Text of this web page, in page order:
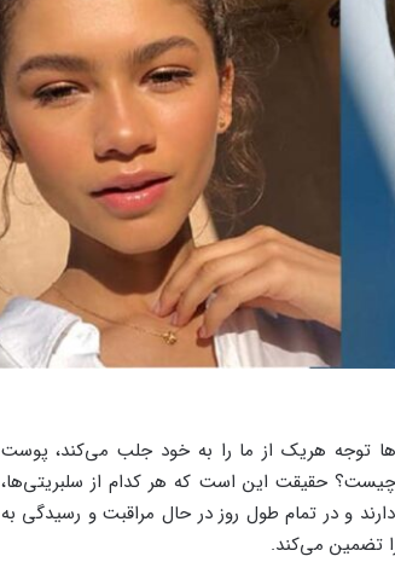
توجه هریک از ما را به خود جلب می‌کند، پوست
حقیقت این است که هر کدام از سلبریتی‌ها،
و در تمام طول روز در حال مراقبت و رسیدگی به
تضمین می‌کند.